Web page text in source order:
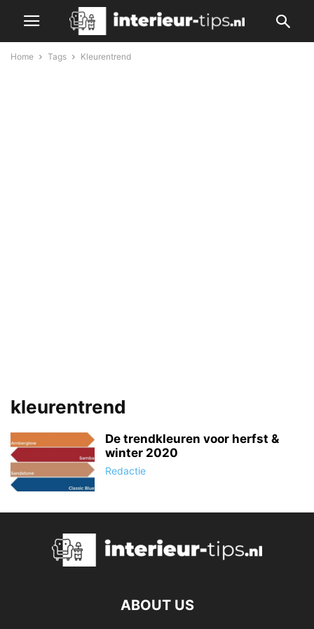
Home Tags Kleurentrend
kleurentrend
De trendkleuren voor herfst &
winter 2020
Redactie
ABOUT US